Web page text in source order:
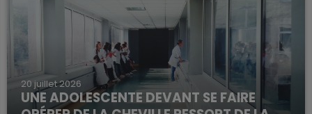
20 juillet 2026
UNE ADOLESCENTE DEVANT SE FAIRE